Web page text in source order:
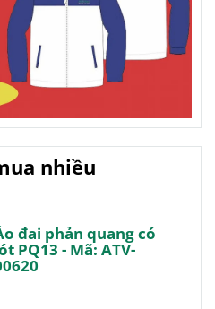
nhiều
đai phản quang có
PQ13 - Mã: ATV-